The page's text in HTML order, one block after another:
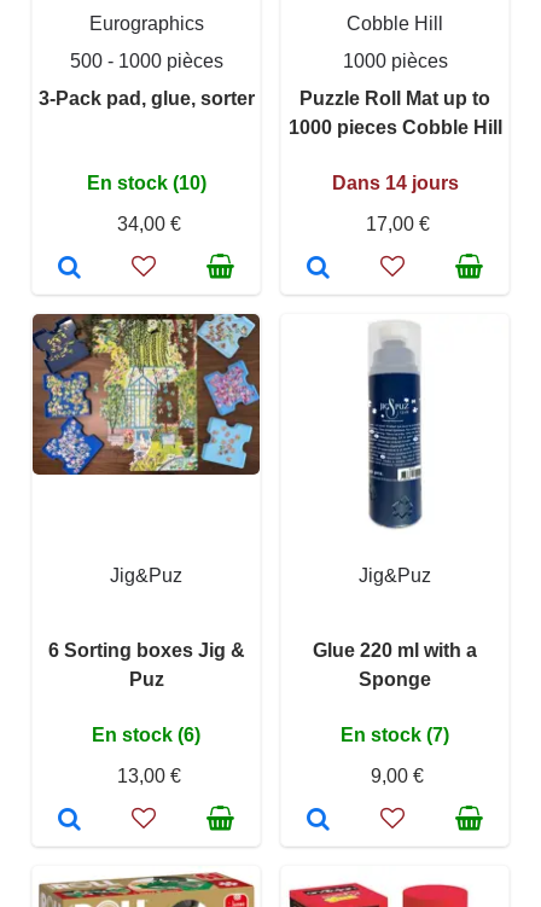
Eurographics
500 - 1000 pièces
3-Pack pad, glue, sorter
En stock (10)
34,00 €
Cobble Hill
1000 pièces
Puzzle Roll Mat up to
1000 pieces Cobble Hill
Dans 14 jours
17,00 €
Jig&Puz
6 Sorting boxes Jig &
Puz
En stock (6)
13,00 €
Jig&Puz
Glue 220 ml with a
Sponge
En stock (7)
9,00 €